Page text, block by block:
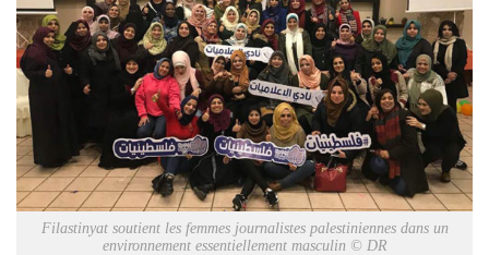
Filastinyat soutient les femmes journalistes palestiniennes dans un
environnement essentiellement masculin © DR